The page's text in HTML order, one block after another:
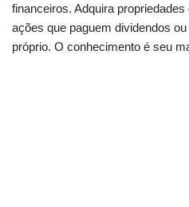
financeiros. Adquira
ações que paguem dividendos
próprio. O conhecimento é seu